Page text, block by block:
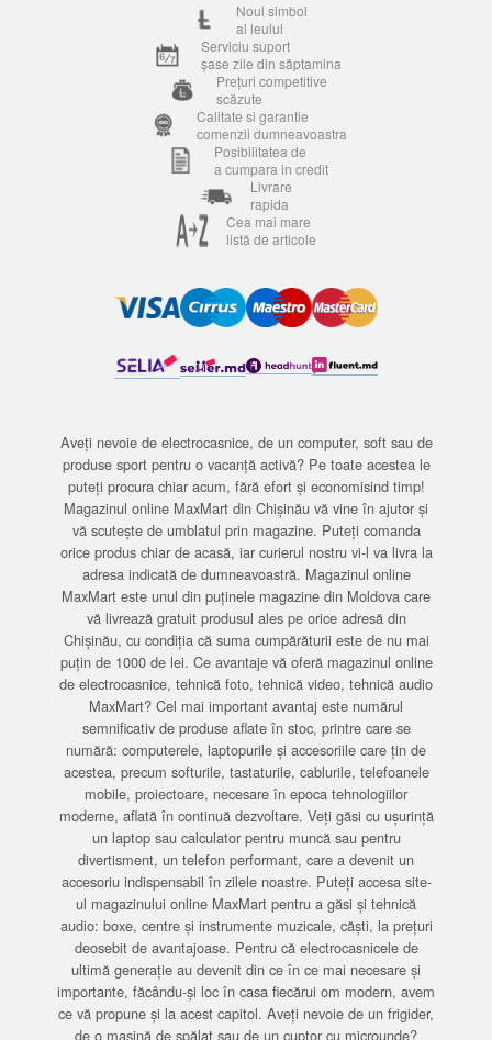
Noul simbol
al leului
Serviciu suport
șase zile din săptamina
Prețuri competitive
scăzute
Calitate si garantie
comenzii dumneavoastra
Posibilitatea de
a cumpara in credit
Livrare
rapida
Cea mai mare
listă de articole
Aveți nevoie de electrocasnice, de un computer, soft sau de
produse sport pentru o vacanță activă? Pe toate acestea le
puteți procura chiar acum, fără efort și economisind timp!
Magazinul online MaxMart din Chișinău vă vine în ajutor și
vă scutește de umblatul prin magazine. Puteți comanda
orice produs chiar de acasă, iar curierul nostru vi-l va livra la
adresa indicată de dumneavoastră. Magazinul online
MaxMart este unul din puținele magazine din Moldova care
vă livrează gratuit produsul ales pe orice adresă din
Chișinău, cu condiția că suma cumpărăturii este de nu mai
puțin de 1000 de lei. Ce avantaje vă oferă magazinul online
de electrocasnice, tehnică foto, tehnică video, tehnică audio
MaxMart? Cel mai important avantaj este numărul
semnificativ de produse aflate în stoc, printre care se
numără: computerele, laptopurile și accesoriile care țin de
acestea, precum softurile, tastaturile, cablurile, telefoanele
mobile, proiectoare, necesare în epoca tehnologiilor
moderne, aflată în continuă dezvoltare. Veți găsi cu ușurință
un laptop sau calculator pentru muncă sau pentru
divertisment, un telefon performant, care a devenit un
accesoriu indispensabil în zilele noastre. Puteți accesa site-
ul magazinului online MaxMart pentru a găsi și tehnică
audio: boxe, centre și instrumente muzicale, căști, la prețuri
deosebit de avantajoase. Pentru că electrocasnicele de
ultimă generație au devenit din ce în ce mai necesare și
importante, făcându-și loc în casa fiecărui om modern, avem
ce vă propune și la acest capitol. Aveți nevoie de un frigider,
de o mașină de spălat sau de un cuptor cu microunde?